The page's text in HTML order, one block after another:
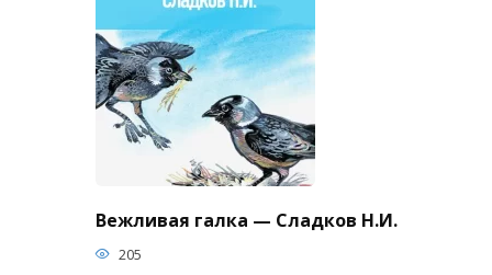
Вежливая галка — Сладков Н.И.
205